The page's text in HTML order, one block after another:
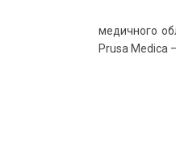
медичного
Prusa Medica